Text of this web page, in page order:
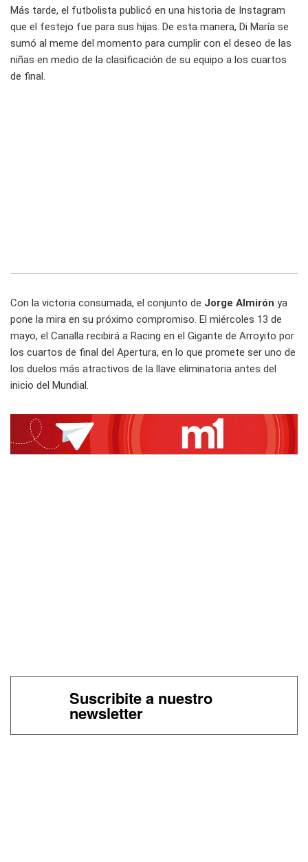
Más tarde, el futbolista publicó en una historia de Instagram
que el festejo fue para sus hijas. De esta manera, Di María se
sumó al meme del momento para cumplir con el deseo de las
niñas en medio de la clasificación de su equipo a los cuartos
de final.
Con la victoria consumada, el conjunto de Jorge Almirón ya
pone la mira en su próximo compromiso. El miércoles 13 de
mayo, el Canalla recibirá a Racing en el Gigante de Arroyito por
los cuartos de final del Apertura, en lo que promete ser uno de
los duelos más atractivos de la llave eliminatoria antes del
inicio del Mundial.
Suscribite a nuestro
newsletter